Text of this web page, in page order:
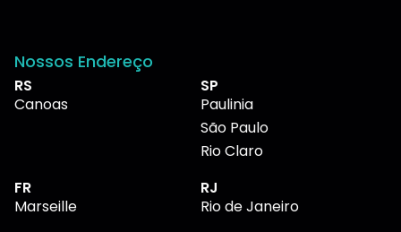
Nossos Endereço
RS
Canoas
SP
Paulinia
São Paulo
Rio Claro
FR
Marseille
RJ
Rio de Janeiro